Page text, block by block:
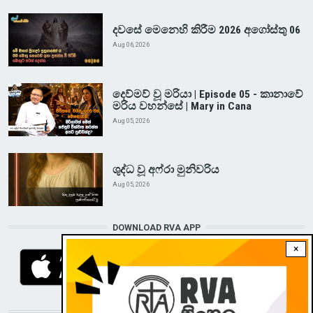
×
දවසේ මෙනෙහි කිරීම 2026 අගෝස්තු 06
Aug 06, 2026
දෙව්මව් වූ මරියා | Episode 05 - කානාවේ
මරිය වහන්සේ | Mary in Cana
Aug 05, 2026
ශුද්ධ වූ අෆ්රා මුනිවරිය
Aug 05, 2026
DOWNLOAD RVA APP